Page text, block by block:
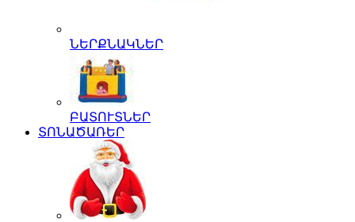
ՆԵՐՔՆԱԿՆԵՐ
ԲԱՏՈՒՏՆԵՐ
ՏՈՆԱԾԱՌԵՐ